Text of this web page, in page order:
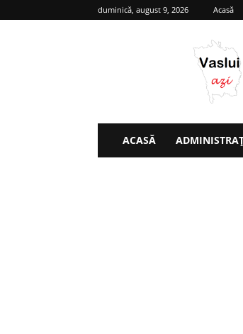
duminică, august 9, 2026 Acasă
ACASĂ